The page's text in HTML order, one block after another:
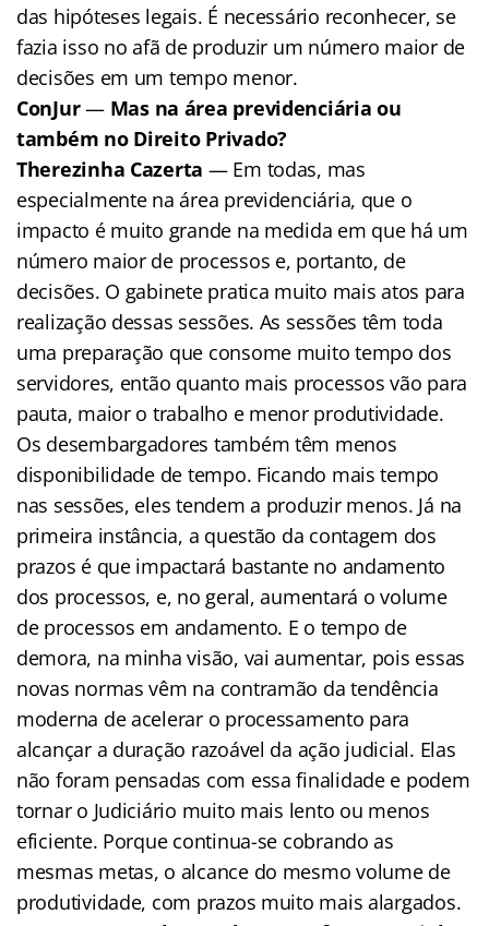
das hipóteses legais. É necessário reconhecer, se
fazia isso no afã de produzir um número maior de
decisões em um tempo menor.
ConJur—Mas na área previdenciária ou
também no Direito Privado?
Therezinha Cazerta — Em todas, mas
especialmente na área previdenciária, que o
impacto é muito grande na medida em que há um
número maior de processos e, portanto, de
decisões. O gabinete pratica muito mais atos para
realização dessas sessões. As sessões têm toda
uma preparação que consome muito tempo dos
servidores, então quanto mais processos vão para
pauta, maior o trabalho e menor produtividade.
Os desembargadores também têm menos
disponibilidade de tempo. Ficando mais tempo
nas sessões, eles tendem a produzir menos. Já na
primeira instância, a questão da contagem dos
prazos é que impactará bastante no andamento
dos processos, e, no geral, aumentará o volume
de processos em andamento. E o tempo de
demora, na minha visão, vai aumentar, pois essas
novas normas vêm na contramão da tendência
moderna de acelerar o processamento para
alcançar a duração razoável da ação judicial. Elas
não foram pensadas com essa finalidade e podem
tornar o Judiciário muito mais lento ou menos
eficiente. Porque continua-se cobrando as
mesmas metas, o alcance do mesmo volume de
produtividade, com prazos muito mais alargados.